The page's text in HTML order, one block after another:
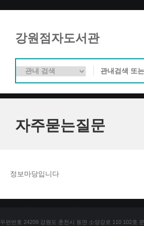
강원점자도서관
자주묻는질문
정보마당입니다
우편번호 24209 강원도 춘천시 동면 소양강로 110 102호